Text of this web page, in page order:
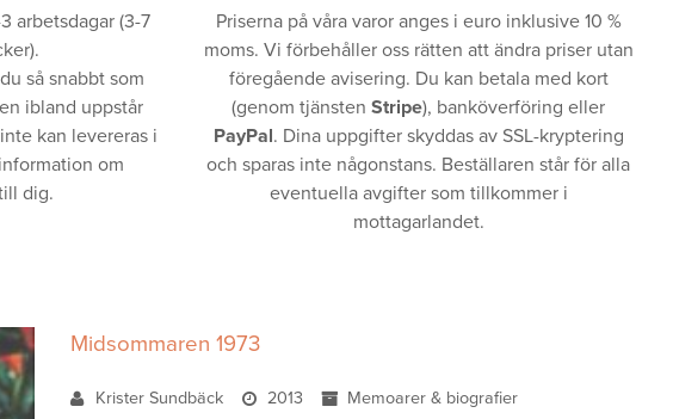
arbetsdagar (3-7
så snabbt som
ibland uppstår
kan levereras i
om
dig.
Priserna på våra varor anges i euro inklusive 10 %
moms. Vi förbehåller oss rätten att ändra priser utan
föregående avisering. Du kan betala med kort
(genom tjänstenStripe), banköverföring eller
PayPal. Dina uppgifter skyddas av SSL-kryptering
och sparas inte någonstans. Beställaren står för alla
eventuella avgifter som tillkommer i
mottagarlandet.
Midsommaren 1973
Krister Sundbäck 2013 Memoarer & biografier